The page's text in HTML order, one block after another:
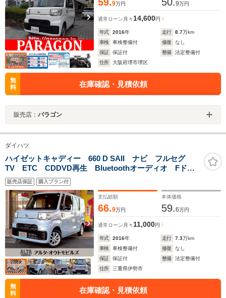
9万円 9万円
通常ローン 月々14,600円
年式 2016年 走行 8.7万km
車検
車検整備付 修復
なし
保証
保証付 整備
法定整備付
住所
大阪府堺市堺区
無
料
在庫確認・見積依頼
販売店： パラゴン
ダイハツ
ハイゼットキャディー 660 D SAII ナビ フルセグ
TV ETC CDDVD再生 Bluetoothオーディオ Fドラ
レコ キーレスキー アイドリングストップ
販売店保証 購入プラン付
支払総額
66.9万円
本体価格
59.6万円
通常ローン 月々11,000円
年式 2016年 走行 7.3万km
車検
車検整備付 修復
なし
保証
保証付 整備
法定整備付
住所
三重県伊勢市
無
料
在庫確認・見積依頼